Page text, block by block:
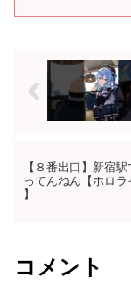
【８番出口】新宿
ってんねん【ホロ
】
コメント